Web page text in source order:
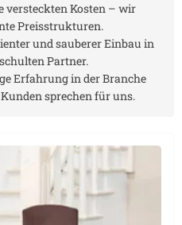
versteckten Kosten – wir
Preisstrukturen.
und sauberer Einbau in
Partner.
Erfahrung in der Branche
sprechen für uns.